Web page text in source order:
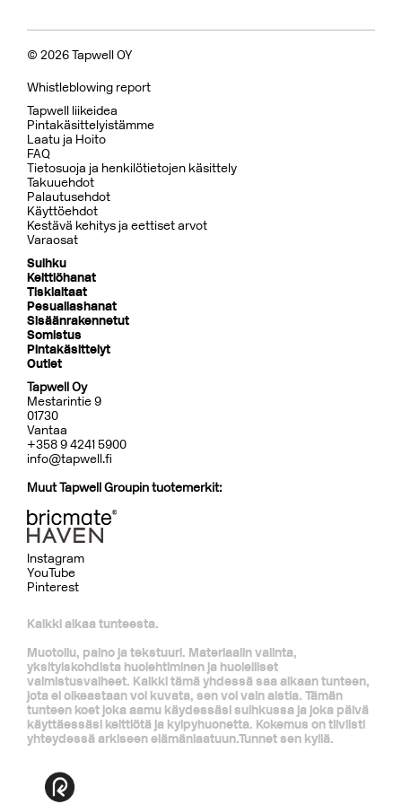
© 2026 Tapwell OY
Whistleblowing report
Tapwell liikeidea
Pintakäsittelyistämme
Laatu ja Hoito
FAQ
Tietosuoja ja henkilötietojen käsittely
Takuuehdot
Palautusehdot
Käyttöehdot
Kestävä kehitys ja eettiset arvot
Varaosat
Suihku
Keittiöhanat
Tiskialtaat
Pesuallashanat
Sisäänrakennetut
Somistus
Pintakäsittelyt
Outlet
Tapwell Oy
Mestarintie 9
01730
Vantaa
+358 9 4241 5900
info@tapwell.fi
Muut Tapwell Groupin tuotemerkit:
Kaikki alkaa tunteesta.
Muotoilu, paino ja tekstuuri. Materiaalin valinta,
yksityiskohdista huolehtiminen ja huolelliset
valmistusvaiheet. Kaikki tämä yhdessä saa aikaan tunteen,
jota ei oikeastaan voi kuvata, sen voi vain aistia. Tämän
tunteen koet joka aamu käydessäsi suihkussa ja joka päivä
käyttäessäsi keittiötä ja kylpyhuonetta. Kokemus on tiiviisti
yhteydessä arkiseen elämänlaatuun.Tunnet sen kyllä.
Instagram
YouTube
Pinterest